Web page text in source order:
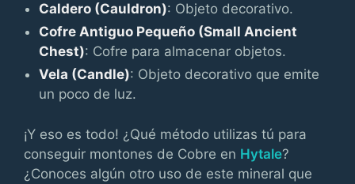
Caldero (Cauldron): Objeto decorativo.
Cofre Antiguo Pequeño (Small Ancient
Chest): Cofre para almacenar objetos.
Vela (Candle): Objeto decorativo que emite
un poco de luz.
¡Y eso es todo! ¿Qué método utilizas tú para
conseguir montones de Cobre en Hytale?
¿Conoces algún otro uso de este mineral que